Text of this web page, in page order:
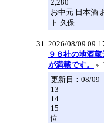
2,280
お中元 日本酒
ト 久保
2026/08/09
９８社の地酒
が満載です。
更新日：08/09
13
14
15
位